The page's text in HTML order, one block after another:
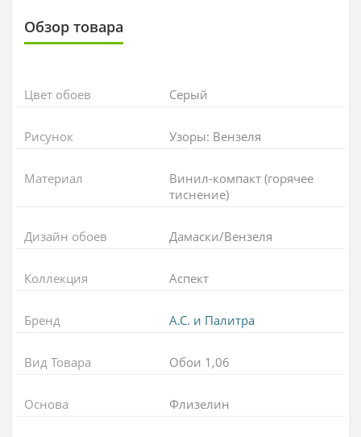
Обзор товара
Цвет обоев Серый
Рисунок Узоры: Вензеля
Материал
Винил-компакт (горячее
тиснение)
Дизайн обоев Дамаски/Вензеля
Коллекция Аспект
Бренд А.С. и Палитра
Вид Товара Обои 1,06
Основа Флизелин